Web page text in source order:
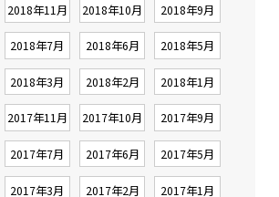
2018年11月 2018年10月 2018年9月
2018年7月 2018年6月 2018年5月
2018年3月 2018年2月 2018年1月
2017年11月 2017年10月 2017年9月
2017年7月 2017年6月 2017年5月
2017年3月 2017年2月 2017年1月